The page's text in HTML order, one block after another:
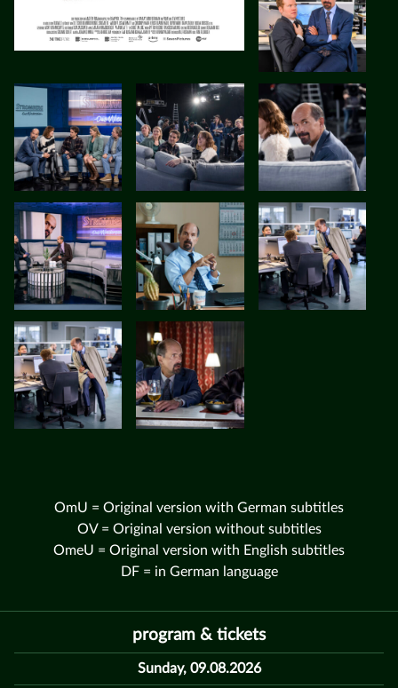
OmU = Original version with German subtitles
OV = Original version without subtitles
OmeU = Original version with English subtitles
DF = in German language
program & tickets
Sunday, 09.08.2026